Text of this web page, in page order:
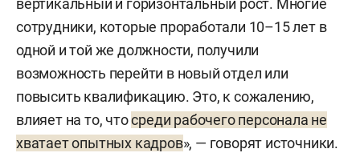
сотрудники, которые проработали 10–15 лет в
одной и той же должности, получили
возможность перейти в новый отдел или
повысить квалификацию. Это, к сожалению,
влияет на то, чтосреди рабочего персонала не
хватает опытных кадров», — говорят источники.